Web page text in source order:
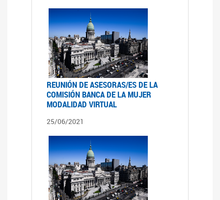
REUNIÓN DE ASESORAS/ES DE LA
COMISIÓN BANCA DE LA MUJER
MODALIDAD VIRTUAL
25/06/2021